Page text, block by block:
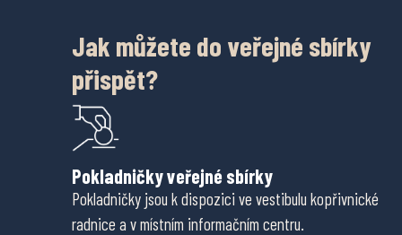
Jak můžete do veřejné sbírky
přispět?
Pokladničky veřejné sbírky
Pokladničky jsou k dispozici ve vestibulu kopřivnické
radnice a v místním informačním centru.